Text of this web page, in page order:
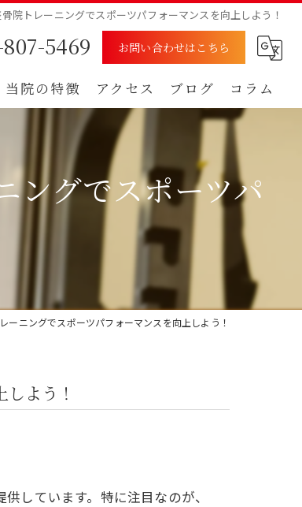
院トレーニングでスポーツパフォーマンスを向上しよう！
807-5469 お問い合わせはこちら
当院の特徴
腰痛
アクセス
漫画特集
ブログ コラム
ングでスポーツパ
ーニングでスポーツパフォーマンスを向上しよう！
よう！
しています。特に注目なのが、